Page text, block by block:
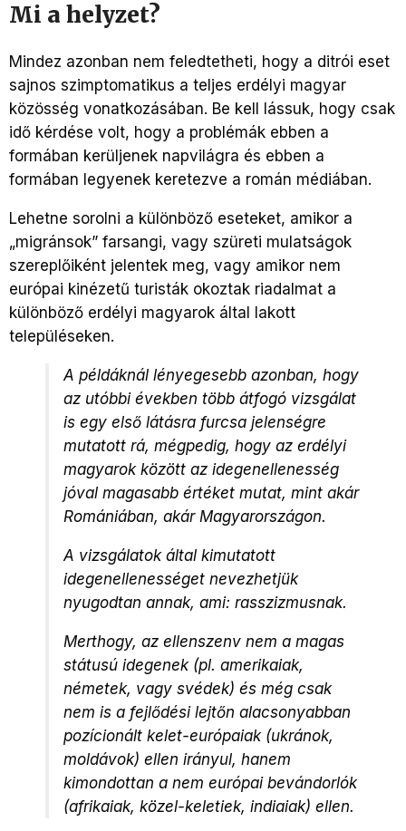
Mi a helyzet?
Mindez azonban nem feledtetheti, hogy a ditrói eset
sajnos szimptomatikus a teljes erdélyi magyar
közösség vonatkozásában. Be kell lássuk, hogy csak
idő kérdése volt, hogy a problémák ebben a
formában kerüljenek napvilágra és ebben a
formában legyenek keretezve a román médiában.
Lehetne sorolni a különböző eseteket, amikor a
„migránsok” farsangi, vagy szüreti mulatságok
szereplőiként jelentek meg, vagy amikor nem
európai kinézetű turisták okoztak riadalmat a
különböző erdélyi magyarok által lakott
településeken.
A példáknál lényegesebb azonban, hogy
az utóbbi években több átfogó vizsgálat
is egy első látásra furcsa jelenségre
mutatott rá, mégpedig, hogy az erdélyi
magyarok között az idegenellenesség
jóval magasabb értéket mutat, mint akár
Romániában, akár Magyarországon.
A vizsgálatok által kimutatott
idegenellenességet nevezhetjük
nyugodtan annak, ami: rasszizmusnak.
Merthogy, az ellenszenv nem a magas
státusú idegenek (pl. amerikaiak,
németek, vagy svédek) és még csak
nem is a fejlődési lejtőn alacsonyabban
pozícionált kelet-európaiak (ukránok,
moldávok) ellen irányul, hanem
kimondottan a nem európai bevándorlók
(afrikaiak, közel-keletiek, indiaiak) ellen.